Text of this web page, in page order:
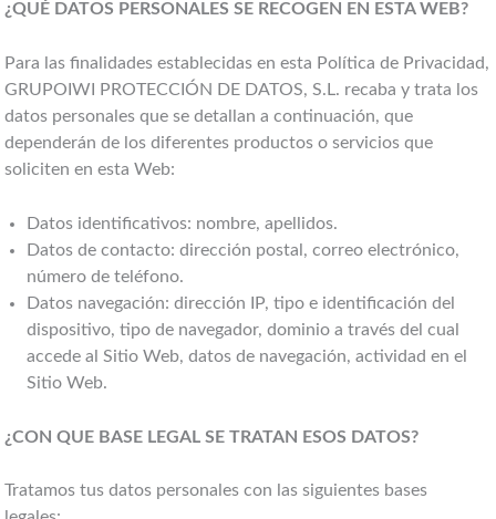
¿QUÉ DATOS PERSONALES SE RECOGEN EN ESTA WEB?
Para las finalidades establecidas en esta Política de Privacidad,
GRUPOIWI PROTECCIÓN DE DATOS, S.L. recaba y trata los
datos personales que se detallan a continuación, que
dependerán de los diferentes productos o servicios que
soliciten en esta Web:
Datos identificativos: nombre, apellidos.
Datos de contacto: dirección postal, correo electrónico,
número de teléfono.
Datos navegación: dirección IP, tipo e identificación del
dispositivo, tipo de navegador, dominio a través del cual
accede al Sitio Web, datos de navegación, actividad en el
Sitio Web.
¿CON QUE BASE LEGAL SE TRATAN ESOS DATOS?
Tratamos tus datos personales con las siguientes bases